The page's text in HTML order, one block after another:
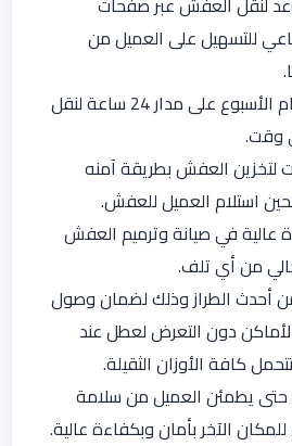
للتسهيل على العميل من
تعمل طوال أيام الأسبوع على مدار 24 ساعة لنقل
وقت.
لتخزين العفش بطريقة آمنه
استلام العميل للعفش.
عالية في صيانة وترميم العفش
من أي تلف.
أحدث الطراز وذلك لضمان وصول
دون التعرض لعطل عند
كافة الأوزان الثقيلة.
حتى يطمئن العميل من سلامة
الآخر بأمان وبكفاءة عالية.